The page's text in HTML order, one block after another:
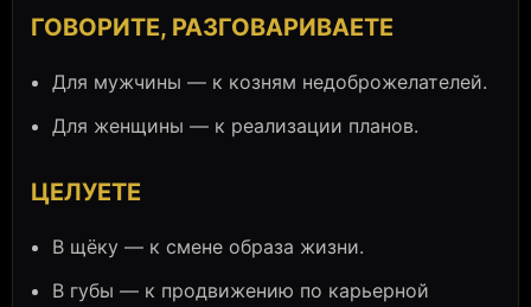
ГОВОРИТЕ, РАЗГОВАРИВАЕТЕ
Для мужчины — к козням недоброжелателей.
Для женщины — к реализации планов.
ЦЕЛУЕТЕ
В щёку — к смене образа жизни.
В губы — к продвижению по карьерной